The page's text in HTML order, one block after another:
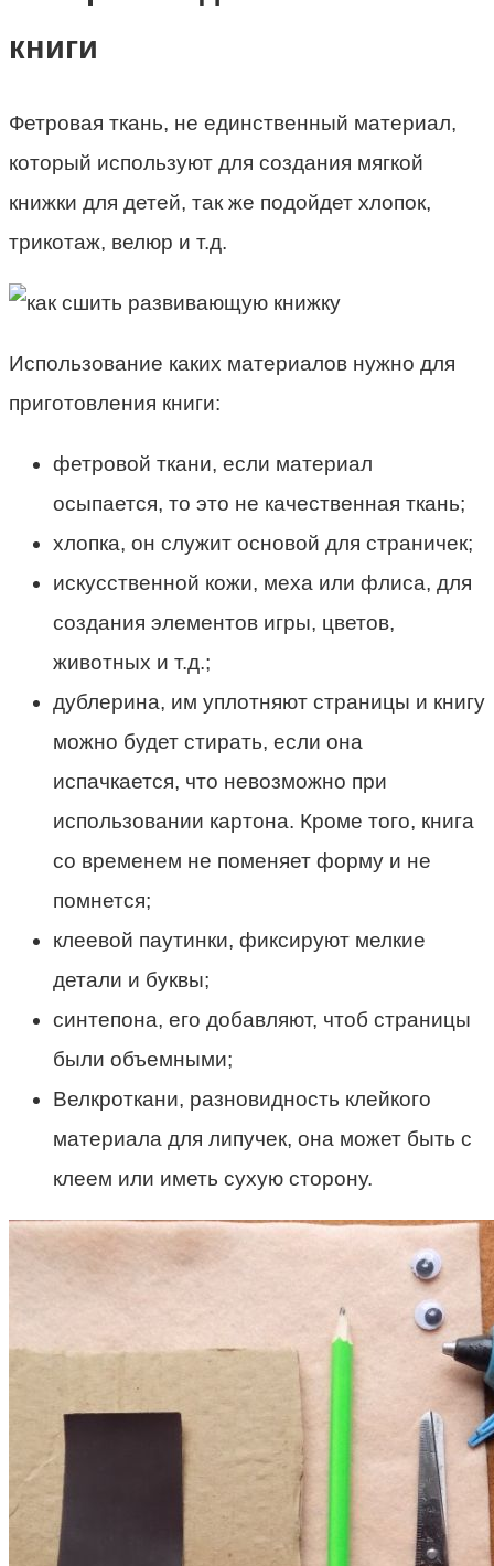
книги
Фетровая ткань, не единственный материал,
который используют для создания мягкой
книжки для детей, так же подойдет хлопок,
трикотаж, велюр и т.д.
Использование каких материалов нужно для
приготовления книги:
фетровой ткани, если материал
осыпается, то это не качественная ткань;
хлопка, он служит основой для страничек;
искусственной кожи, меха или флиса, для
создания элементов игры, цветов,
животных и т.д.;
дублерина, им уплотняют страницы и книгу
можно будет стирать, если она
испачкается, что невозможно при
использовании картона. Кроме того, книга
со временем не поменяет форму и не
помнется;
клеевой паутинки, фиксируют мелкие
детали и буквы;
синтепона, его добавляют, чтоб страницы
были объемными;
Велкроткани, разновидность клейкого
материала для липучек, она может быть с
клеем или иметь сухую сторону.